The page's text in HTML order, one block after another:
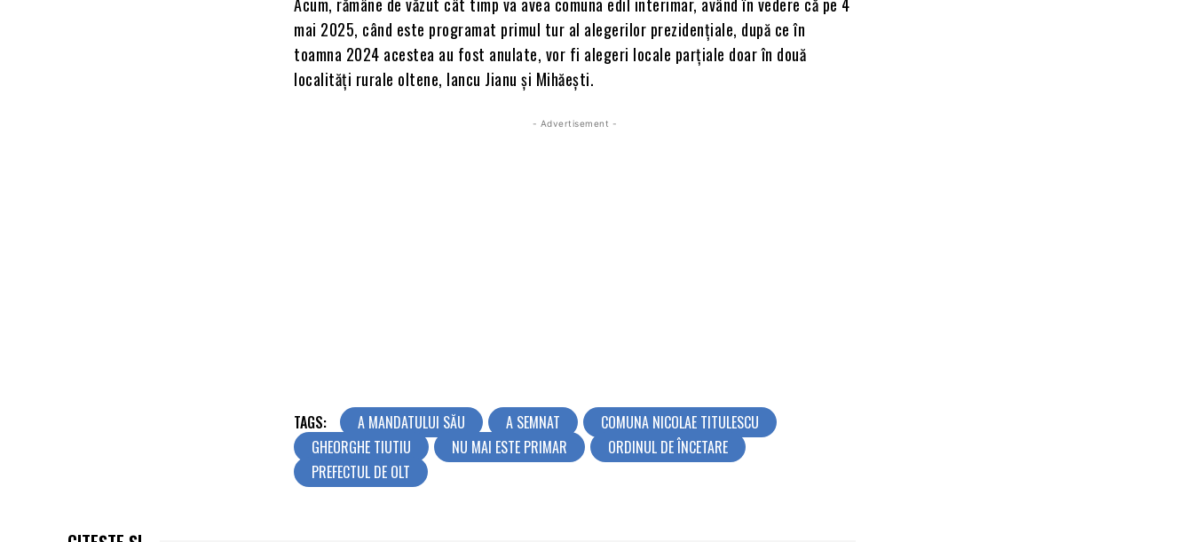
mai 2025, când este programat primul tur al alegerilor prezidențiale, după ce în
toamna 2024 acestea au fost anulate, vor fi alegeri locale parțiale doar în două
localități rurale oltene, Iancu Jianu și Mihăești.
- Advertisement -
TAGS: A MANDATULUI SĂU A SEMNAT
COMUNA NICOLAE TITULESCU
GHEORGHE TIUTIU
NU MAI ESTE PRIMAR
ORDINUL DE ÎNCETARE
PREFECTUL DE OLT